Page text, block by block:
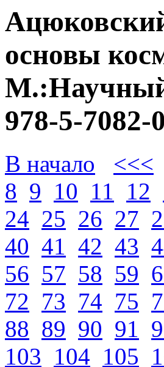
основы
978-5-7082-
В начало <<<
8 9 10 11 12
24 25 26 27
40 41 42 43
56 57 58 59
72 73 74 75
88 89 90 91
103 104 105